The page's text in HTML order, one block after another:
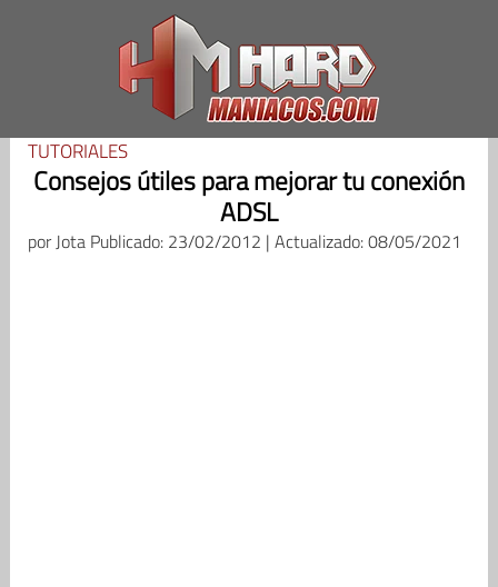
TUTORIALES
Consejos útiles para mejorar tu conexión
ADSL
por Jota Publicado: 23/02/2012 | Actualizado: 08/05/2021